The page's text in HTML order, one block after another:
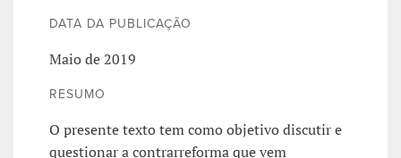
DATA DA PUBLICAÇÃO
Maio de 2019
RESUMO
O presente texto tem como objetivo discutir e
questionar a contrarreforma que vem